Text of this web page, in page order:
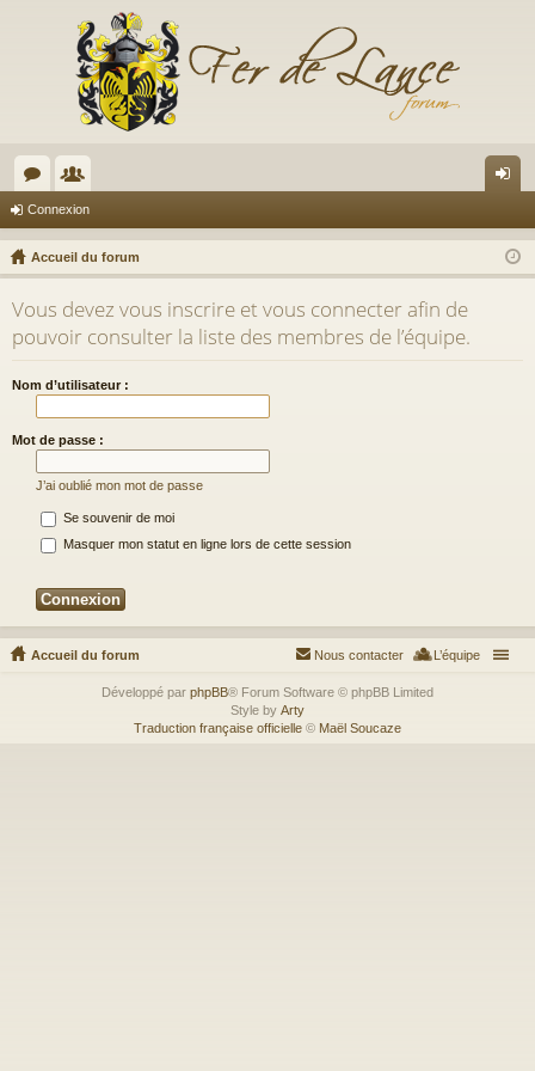
or
u
m
s
e
m
br
es
ne
xi
Connexion
Accueil du forum
Vous devez vous inscrire et vous connecter afin de
pouvoir consulter la liste des membres de l’équipe.
Nom d’utilisateur :
Mot de passe :
J’ai oublié mon mot de passe
Se souvenir de moi
Masquer mon statut en ligne lors de cette session
Accueil du forum L’équipe
Nous contacter
Développé par phpBB® Forum Software © phpBB Limited
Style by Arty
Traduction française officielle © Maël Soucaze